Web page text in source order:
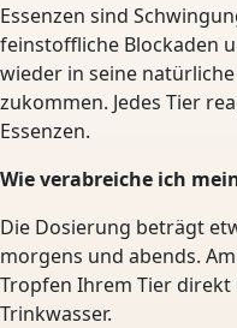
Essenzen sind
feinstoffliche Blockaden
wieder in seine
zukommen. Jedes Tier
Essenzen.
Wie verabreiche ich
Die Dosierung beträgt
morgens und abends.
Tropfen Ihrem Tier direkt
Trinkwasser.